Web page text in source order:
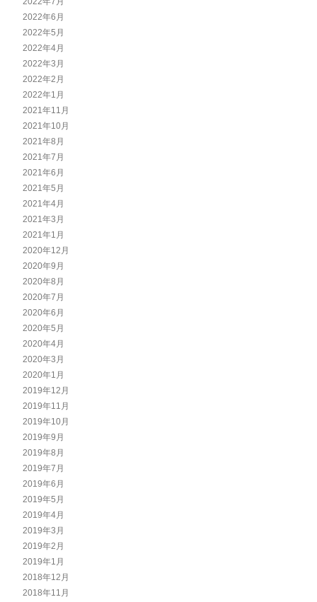
2022年6月
2022年5月
2022年4月
2022年3月
2022年2月
2022年1月
2021年11月
2021年10月
2021年8月
2021年7月
2021年6月
2021年5月
2021年4月
2021年3月
2021年1月
2020年12月
2020年9月
2020年8月
2020年7月
2020年6月
2020年5月
2020年4月
2020年3月
2020年1月
2019年12月
2019年11月
2019年10月
2019年9月
2019年8月
2019年7月
2019年6月
2019年5月
2019年4月
2019年3月
2019年2月
2019年1月
2018年12月
2018年11月